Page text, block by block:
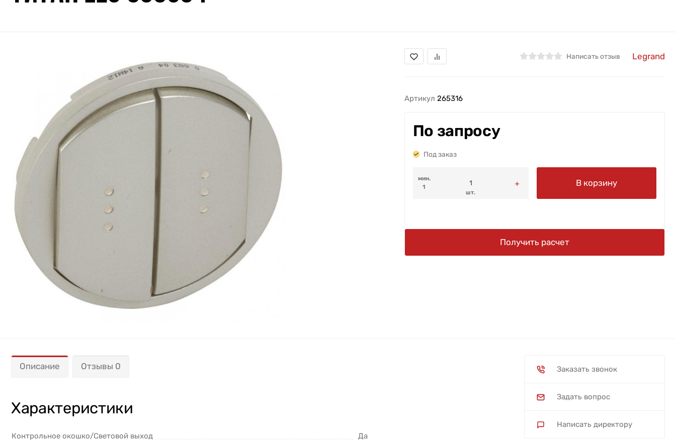
Написать отзыв Legrand
Артикул 265316
По запросу
Под заказ
мин.
1
шт.
В корзину
Получить расчет
Описание Отзывы 0
Характеристики
Контрольное окошко/Световой выход Да
Заказать звонок
Задать вопрос
Написать директору